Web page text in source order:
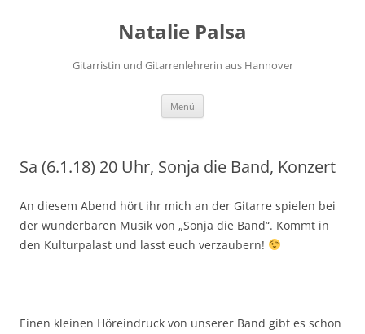
Natalie Palsa
Gitarristin und Gitarrenlehrerin aus Hannover
Menü
Sa (6.1.18) 20 Uhr, Sonja die Band, Konzert
An diesem Abend hört ihr mich an der Gitarre spielen bei
der wunderbaren Musik von „Sonja die Band“. Kommt in
den Kulturpalast und lasst euch verzaubern!
Einen kleinen Höreindruck von unserer Band gibt es schon